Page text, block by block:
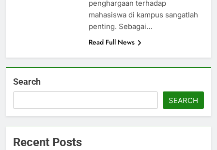
penghargaan terhadap
mahasiswa di kampus sangatlah
penting. Sebagai…
Read Full News
Search
SEARCH
Recent Posts